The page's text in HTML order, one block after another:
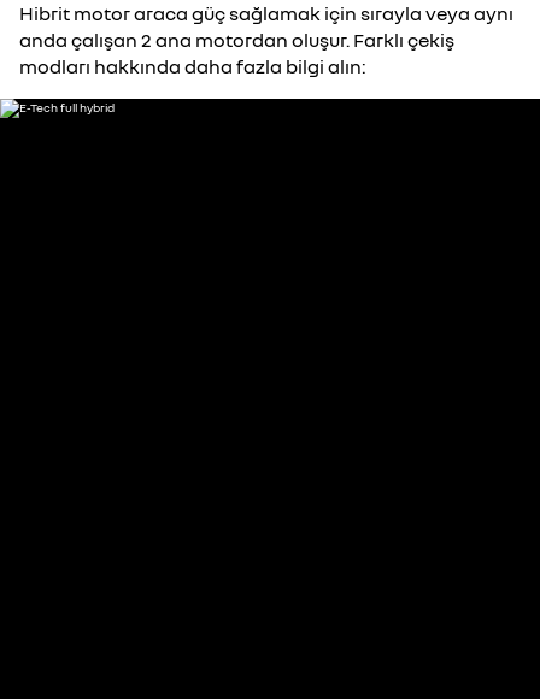
Hibrit motor araca güç sağlamak için sırayla veya aynı
anda çalışan 2 ana motordan oluşur. Farklı çekiş
modları hakkında daha fazla bilgi alın: